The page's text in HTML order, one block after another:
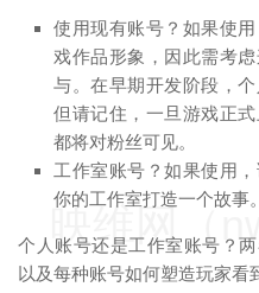
使用现有账号？如果使
戏作品形象，因此需考
与。在早期开发阶段，
但请记住，一旦游戏正
都将对粉丝可见。
工作室账号？如果使用
你的工作室打造一个故事。
个人账号还是工作室账号？
以及每种账号如何塑造玩家看
映维网（